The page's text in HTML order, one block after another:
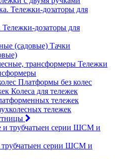
дозаторы для
Тачки
Тележки
Платформы без колес
Колеса для тележек
тележек
тележек
серии ШСМ и